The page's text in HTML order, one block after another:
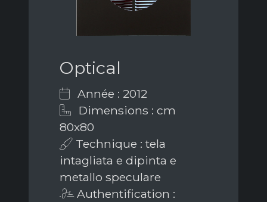
Optical
Année : 2012
Dimensions : cm
80x80
Technique : tela
intagliata e dipinta e
metallo speculare
Authentification :